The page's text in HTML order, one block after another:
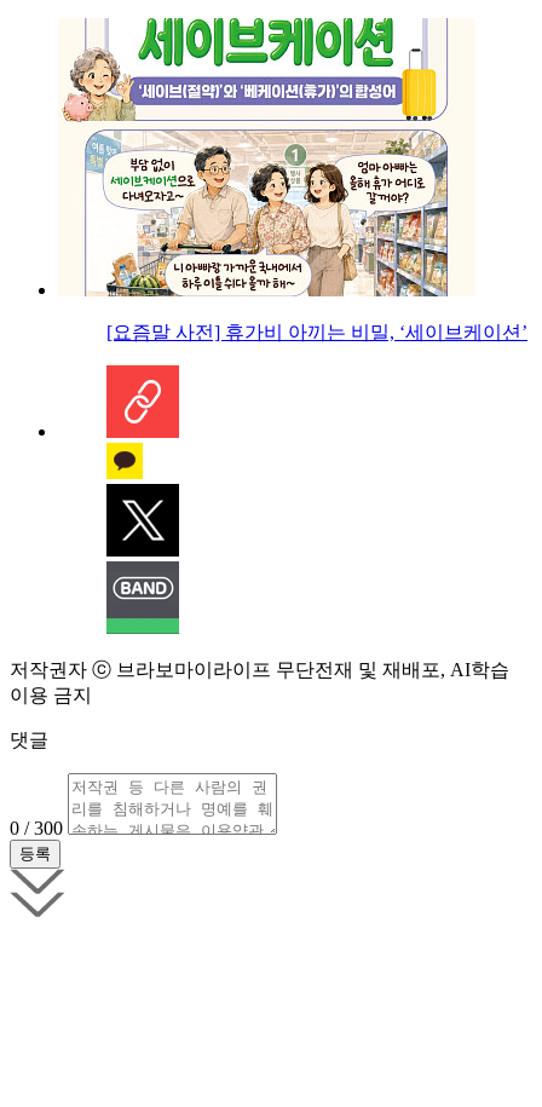
[요즘말 사전] 휴가비 아끼는 비밀, ‘세이브케이션’
저작권자 ⓒ 브라보마이라이프 무단전재 및 재배포, AI학습
이용 금지
댓글
0 / 300